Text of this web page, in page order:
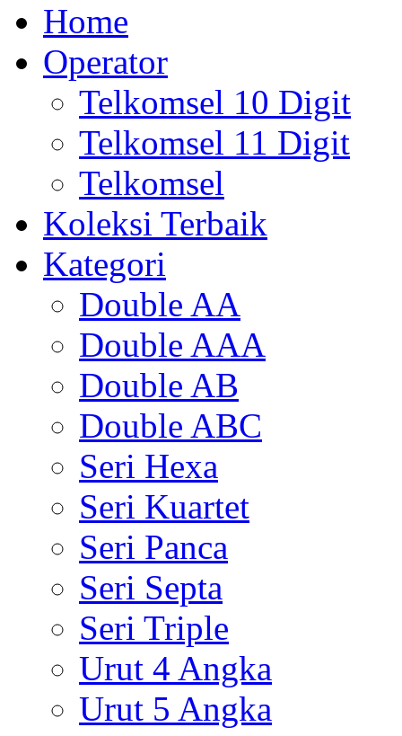
Home
Operator
Telkomsel 10 Digit
Telkomsel 11 Digit
Telkomsel
Koleksi Terbaik
Kategori
Double AA
Double AAA
Double AB
Double ABC
Seri Hexa
Seri Kuartet
Seri Panca
Seri Septa
Seri Triple
Urut 4 Angka
Urut 5 Angka